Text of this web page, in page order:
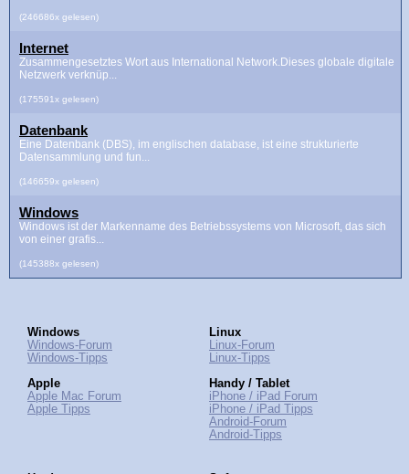
(246686x gelesen)
Internet
Zusammengesetztes Wort aus International Network.Dieses globale digitale
Netzwerk verknüp...
(175591x gelesen)
Datenbank
Eine Datenbank (DBS), im englischen database, ist eine strukturierte
Datensammlung und fun...
(146659x gelesen)
Windows
Windows ist der Markenname des Betriebssystems von Microsoft, das sich
von einer grafis...
(145388x gelesen)
Windows
Windows-Forum
Windows-Tipps
Apple
Apple Mac Forum
Apple Tipps
Linux
Linux-Forum
Linux-Tipps
Handy / Tablet
iPhone / iPad Forum
iPhone / iPad Tipps
Android-Forum
Android-Tipps